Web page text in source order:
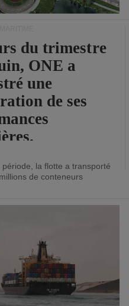
du trimestre
ONE a
une
de ses
période, la flotte a transporté
de conteneurs